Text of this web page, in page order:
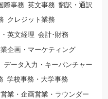
際事務 英文事務 翻訳・通訳
クレジット業務
英文経理 会計･財務
企画・マーケティング
データ入力・キーパンチャー
学校事務・大学事務
営業・企画営業・ラウンダー